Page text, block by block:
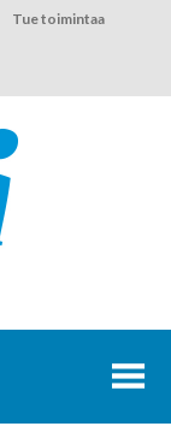
Tue toimintaa